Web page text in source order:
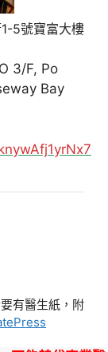
5號寶富大樓
3/F, Po
Bay
有醫生紙，附